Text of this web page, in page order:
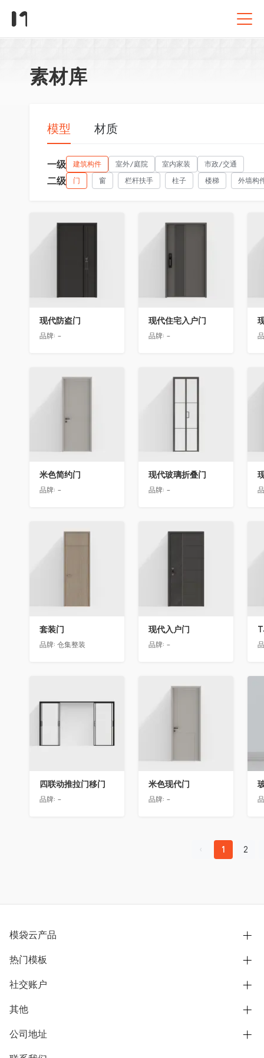
素材库
模型 材质
一级 建筑构件 室外/庭院 室内家装 市政/交通
二级 门 窗 栏杆扶手 柱子 楼梯 外墙构
收藏
现代防盗门
品牌: -
收藏
现代住宅入户门
品牌: -
收藏
米色简约门
品牌: -
收藏
现代玻璃折叠门
品牌: -
收藏
套装门
品牌: 仓集整装
收藏
现代入户门
品牌: -
四联动推拉门移门
品牌: -
收藏
米色现代门
品牌: -
1 2
模袋云产品
别墅设计营销
模型协同展示分享
别墅社区
热门模板
欧式别墅
中式别墅
社交账户
B站
抖音
微信公众号
其他
用户服务协议
隐私政策
公司地址